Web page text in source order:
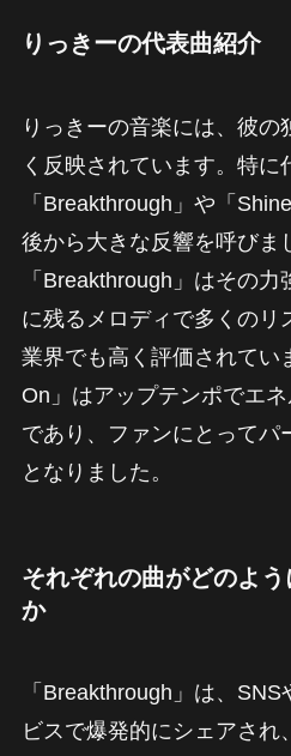
りっきーの代表曲紹介
りっきーの音楽には、彼の
く反映されています。特に
「Breakthrough」や「
後から大きな反響を呼びま
「Breakthrough」はその
に残るメロディで多くのリ
業界でも高く評価されてい
On」はアップテンポでエ
であり、ファンにとってパ
となりました。
それぞれの曲がどのよ
か
「Breakthrough」は、
ビスで爆発的にシェアされ